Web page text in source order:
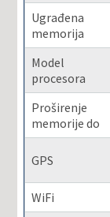
Ugrađena
memorija
Model
procesora
Proširenje
memorije do
GPS
WiFi